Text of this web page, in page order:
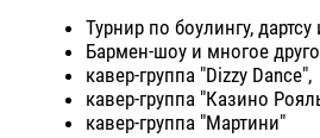
Турнир по боулингу, дартсу
Бармен-шоу и многое
кавер-группа "Dizzy Dance",
кавер-группа "Казино
кавер-группа "Мартини"